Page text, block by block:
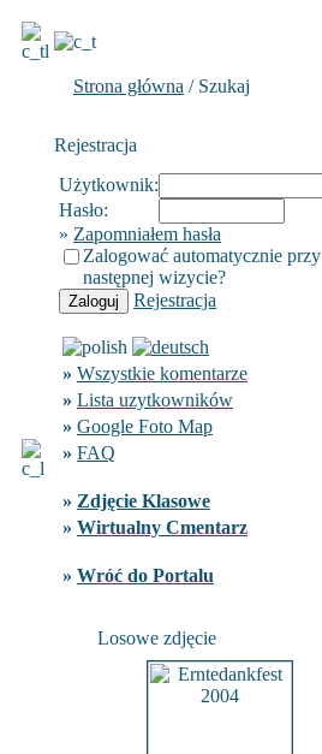
Strona główna / Szukaj
Rejestracja
Użytkownik:
Hasło:
» Zapomniałem hasła
Zalogować automatycznie przy
następnej wizycie?
Rejestracja
» Wszystkie komentarze
» Lista uzytkowników
» Google Foto Map
» FAQ
» Zdjęcie Klasowe
» Wirtualny Cmentarz
» Wróć do Portalu
Losowe zdjęcie